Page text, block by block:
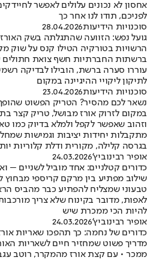
אחסון לא נכונים עלולים לאפשר
לפניכם, תודו לנו אחר כך
סוכנויות הידיעות28.04.2026
גועל נפש: הזוועה שהתגלתה בשק האורז
הרשויות בטורקיה הטילו קנס על שוק
ברשתות החברתיות חשף צואת חתולים
עוררו סערה ברשת, הובילו לבדיקה
לתיקון ליקויי ההיגיינה במקום
סוכנויות הידיעות23.04.2026
נשאר לכם מהסיר? הטריק הפשוט
במקום לזרוק אורז מבושל, טריק קצר
וזהוב שאפשר לקפל ולמלא בדיוק כמו
מתקבלות יחידות יציבות וגמישות
בגרסה קלילה, מקורית ודלת קלוריות
אופיר רבינוביץ'24.03.2026
כדורים קטלניים: אחד מוביל לשניים –
שילוב מפתיע בין מרקם קריספי מבחוץ
טבעוני שמצליח להפתיע כבר מהביס
לאפות, מדובר בקינוח שלא צריך
להיות הכי ממכרת שיש
אופיר רבינוביץ'24.03.2026
כדורים של נחמה: כך תהפכו שאריות
מדריך פשוט שמחזיר חיים לשאריות
ממכר • עם קצת אורז מהמקרר, רוטב